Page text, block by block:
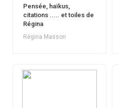
Pensée, haïkus,
citations ..... et toiles de
Régina
Régina Masson